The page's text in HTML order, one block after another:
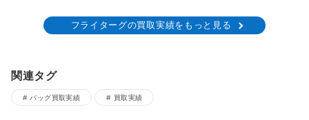
フライターグの買取実績をもっと見る
関連タグ
バッグ買取実績 買取実績